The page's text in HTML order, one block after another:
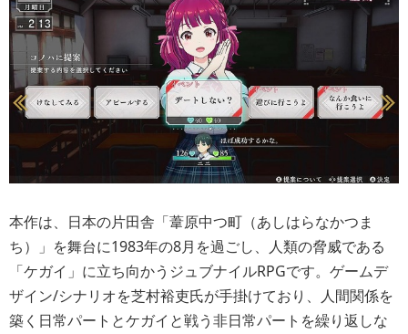
本作は、日本の片田舎「葦原中つ町（あしはらなかつま
ち）」を舞台に1983年の8月を過ごし、人類の脅威である
「ケガイ」に立ち向かうジュブナイルRPGです。ゲームデ
ザイン/シナリオを芝村裕吏氏が手掛けており、人間関係を
築く日常パートとケガイと戦う非日常パートを繰り返しな